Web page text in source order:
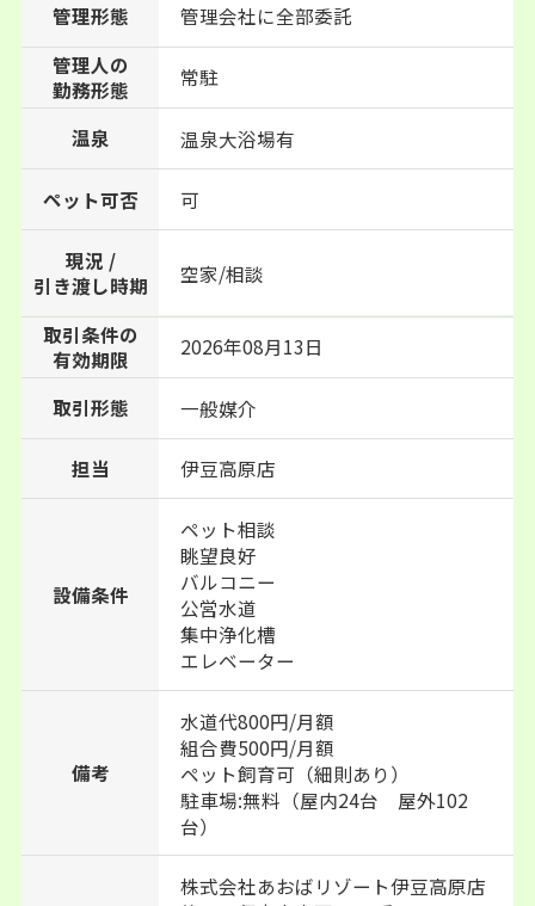
管理形態
管理会社に全部委託
管理人の
勤務形態
常駐
温泉 温泉大浴場有
ペット可否 可
現況 /
引き渡し時期
空家/相談
取引条件の
有効期限
2026年08月13日
取引形態 一般媒介
担当 伊豆高原店
設備条件
ペット相談
眺望良好
バルコニー
公営水道
集中浄化槽
エレベーター
備考
水道代800円/月額
組合費500円/月額
ペット飼育可（細則あり）
駐車場:無料（屋内24台 屋外102
台）
株式会社あおばリゾート伊豆高原店